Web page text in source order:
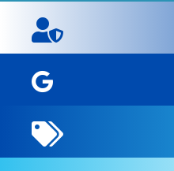


